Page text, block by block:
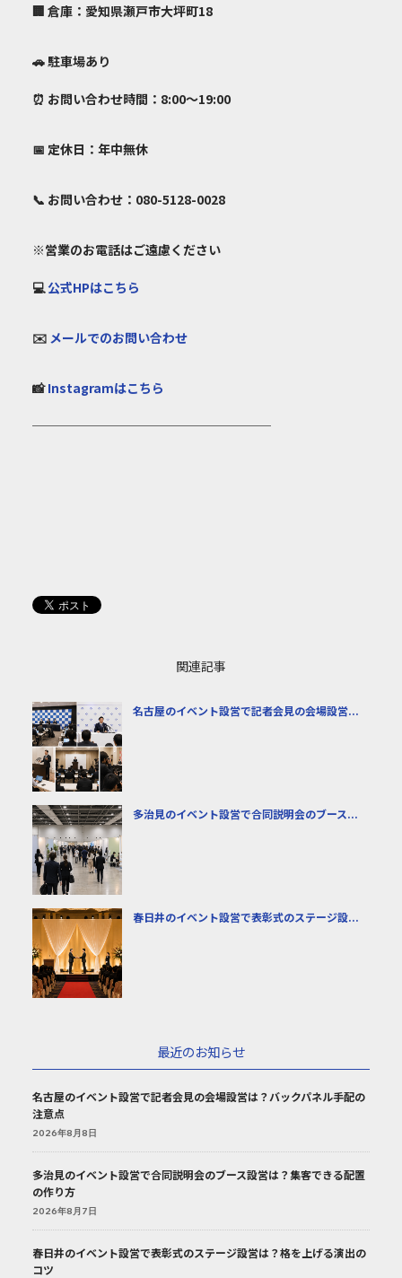
🏢 倉庫：愛知県瀬戸市大坪町18
🚗 駐車場あり
⏰ お問い合わせ時間：8:00～19:00
📅 定休日：年中無休
📞 お問い合わせ：080-5128-0028
※営業のお電話はご遠慮ください
💻公式HPはこちら
✉️ メールでのお問い合わせ
📸Instagramはこちら
───────────────────
関連記事
名古屋のイベント設営で記者会見の会場設営...
多治見のイベント設営で合同説明会のブース...
春日井のイベント設営で表彰式のステージ設...
最近のお知らせ
名古屋のイベント設営で記者会見の会場設営は？バックパネル手配の
注意点
2026年8月8日
多治見のイベント設営で合同説明会のブース設営は？集客できる配置
の作り方
2026年8月7日
春日井のイベント設営で表彰式のステージ設営は？格を上げる演出の
コツ